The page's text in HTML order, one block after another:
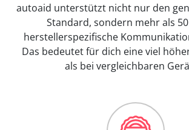
autoaid unterstützt nicht nur den
Standard, sondern mehr als
herstellerspezifische
Das bedeutet für dich eine viel
als bei vergleichbaren